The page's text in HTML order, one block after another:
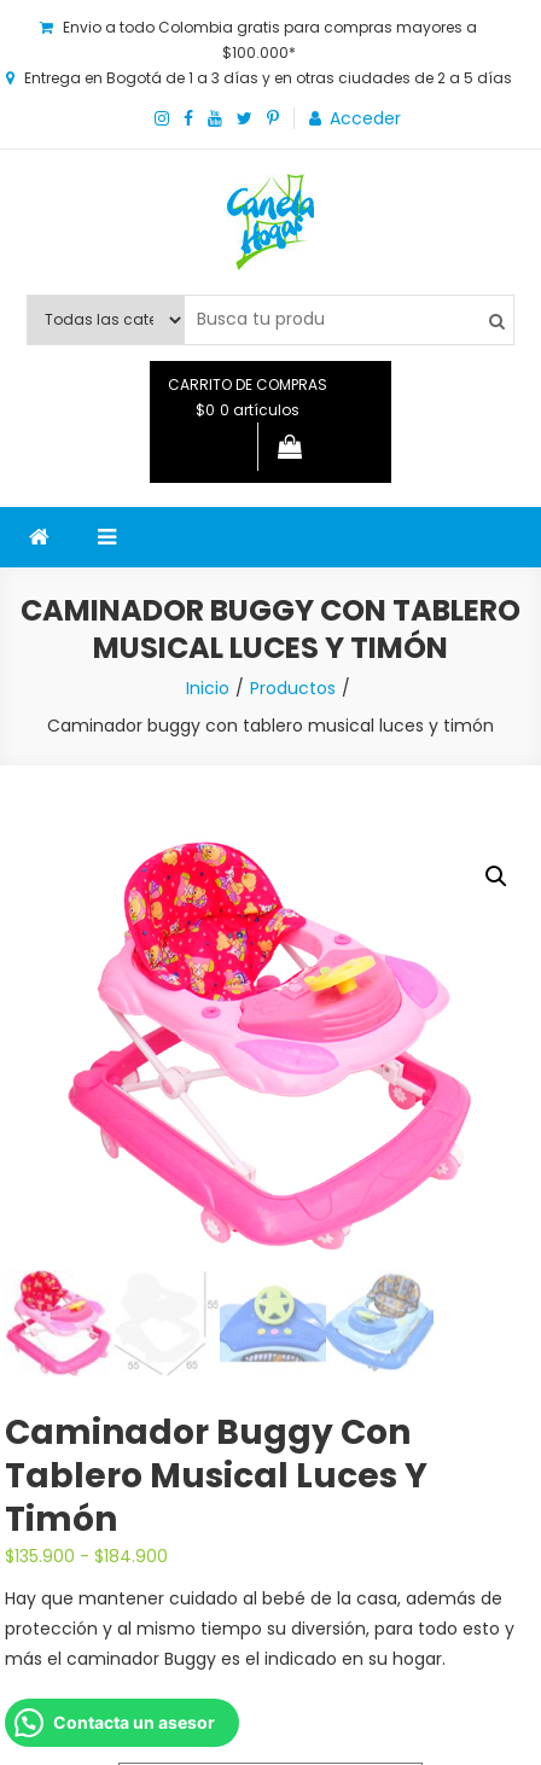
Envio a todo Colombia gratis para compras mayores a
$100.000*
Entrega en Bogotá de 1 a 3 días y en otras ciudades de 2 a 5 días
Acceder
Canela Hogar
novedosos productos para grandes y chicos, además de lo
que necesitas saber para disfrutar tu hogar.
CARRITO DE COMPRAS
$0 0 artículos
CAMINADOR BUGGY CON TABLERO
MUSICAL LUCES Y TIMÓN
Inicio
Productos
Caminador buggy con tablero musical luces y timón
Caminador Buggy Con
Tablero Musical Luces Y
Timón
$135.900 - $184.900
Hay que mantener cuidado al bebé de la casa, además de
protección y al mismo tiempo su diversión, para todo esto y
más el caminador Buggy es el indicado en su hogar.
Contacta un asesor